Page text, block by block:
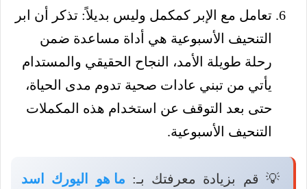
تعامل مع الإبر كمكمل وليس بديلاً: تذكر أن ابر
التنحيف الأسبوعية هي أداة مساعدة ضمن
رحلة طويلة الأمد، النجاح الحقيقي والمستدام
يأتي من تبني عادات صحية تدوم مدى الحياة،
حتى بعد التوقف عن استخدام هذه المكملات
التنحيف الأسبوعية.
💡 قم بزيادة معرفتك بـ: ما هو اليورك اسد